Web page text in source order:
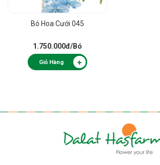
Bó Hoa Cưới 045
1.750.000đ/Bó
Giỏ Hàng